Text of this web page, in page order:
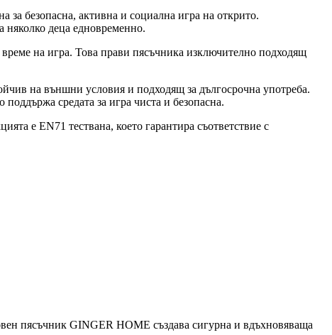
за безопасна, активна и социална игра на открито.
няколко деца едновременно.
на игра. Това прави пясъчника изключително подходящ
на външни условия и подходящ за дългосрочна употреба.
средата за игра чиста и безопасна.
е EN71 тествана, което гарантира съответствие с
пясъчник GINGER HOME създава сигурна и вдъхновяваща